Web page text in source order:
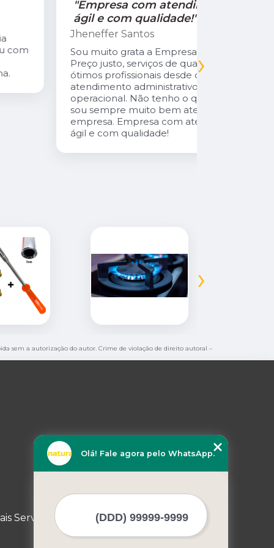
"Empresa com atendimento
ágil e com qualidade!"
Santos
muito grata a Empresa Natural Gás.
Preço justo, serviços de qualidade,
profissionais desde o
atendimento administrativo ao
operacional. Não tenho o que reclamar,
sou sempre muito bem atendida pela
empresa. Empresa com atendimento
ágil e com qualidade!
›
›
sem a autorização do autor. Crime de violação de direito autoral –
Serviços
Olá! Fale agora pelo WhatsApp.